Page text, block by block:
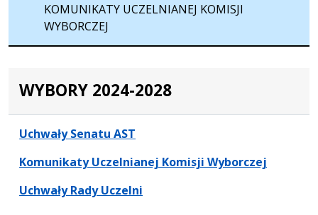
KOMUNIKATY UCZELNIANEJ KOMISJI
WYBORCZEJ
WYBORY 2024-2028
Uchwały Senatu AST
Komunikaty Uczelnianej Komisji Wyborczej
Uchwały Rady Uczelni